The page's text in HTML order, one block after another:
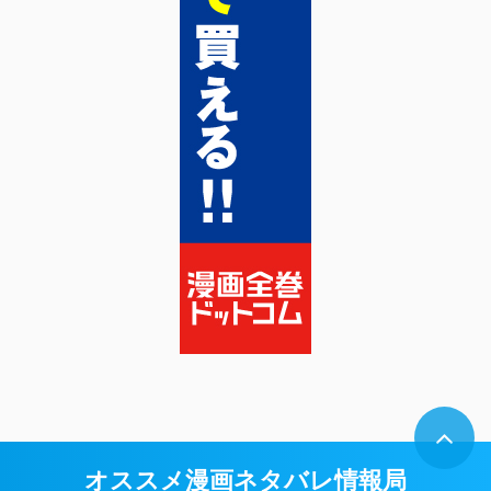
オススメ漫画ネタバレ情報局